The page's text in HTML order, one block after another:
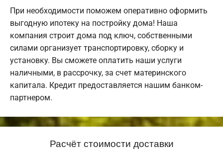
При необходимости поможем оперативно оформить
выгодную ипотеку на постройку дома! Наша
компания строит дома под ключ, собственными
силами организует транспортировку, сборку и
установку. Вы сможете оплатить наши услуги
наличными, в рассрочку, за счет материнского
капитала. Кредит предоставляется нашим банком-
партнером.
Расчёт стоимости доставки